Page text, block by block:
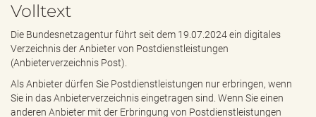
Volltext
Die Bundesnetzagentur führt seit dem 19.07.2024 ein digitales
Verzeichnis der Anbieter von Postdienstleistungen
(Anbieterverzeichnis Post).
Als Anbieter dürfen Sie Postdienstleistungen nur erbringen, wenn
Sie in das Anbieterverzeichnis eingetragen sind. Wenn Sie einen
anderen Anbieter mit der Erbringung von Postdienstleistungen